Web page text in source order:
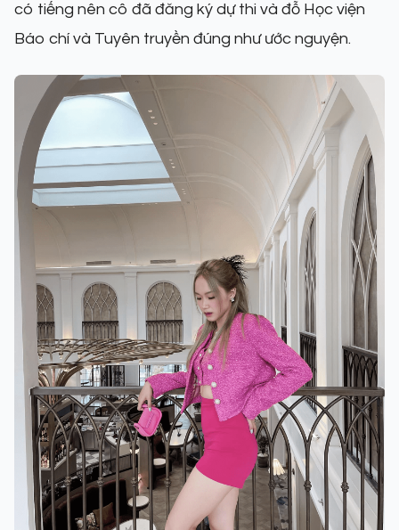
có tiếng nên cô đã đăng ký dự thi và đỗ Học viện
Báo chí và Tuyên truyền đúng như ước nguyện.